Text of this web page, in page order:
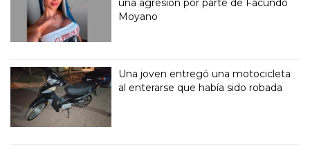
una agresión por parte de Facundo
Moyano
Una joven entregó una motocicleta
al enterarse que había sido robada